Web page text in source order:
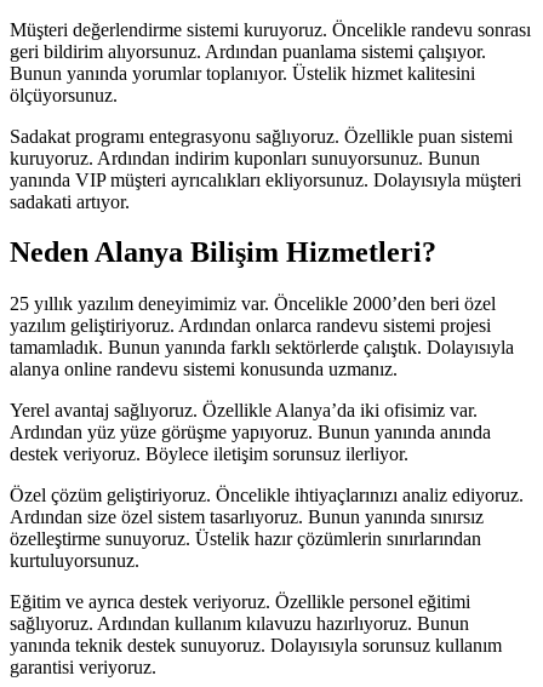
Müşteri değerlendirme sistemi kuruyoruz. Öncelikle randevu sonrası
geri bildirim alıyorsunuz. Ardından puanlama sistemi çalışıyor.
Bunun yanında yorumlar toplanıyor. Üstelik hizmet kalitesini
ölçüyorsunuz.
Sadakat programı entegrasyonu sağlıyoruz. Özellikle puan sistemi
kuruyoruz. Ardından indirim kuponları sunuyorsunuz. Bunun
yanında VIP müşteri ayrıcalıkları ekliyorsunuz. Dolayısıyla müşteri
sadakati artıyor.
Neden Alanya Bilişim Hizmetleri?
25 yıllık yazılım deneyimimiz var. Öncelikle 2000’den beri özel
yazılım geliştiriyoruz. Ardından onlarca randevu sistemi projesi
tamamladık. Bunun yanında farklı sektörlerde çalıştık. Dolayısıyla
alanya online randevu sistemi konusunda uzmanız.
Yerel avantaj sağlıyoruz. Özellikle Alanya’da iki ofisimiz var.
Ardından yüz yüze görüşme yapıyoruz. Bunun yanında anında
destek veriyoruz. Böylece iletişim sorunsuz ilerliyor.
Özel çözüm geliştiriyoruz. Öncelikle ihtiyaçlarınızı analiz ediyoruz.
Ardından size özel sistem tasarlıyoruz. Bunun yanında sınırsız
özelleştirme sunuyoruz. Üstelik hazır çözümlerin sınırlarından
kurtuluyorsunuz.
Eğitim ve ayrıca destek veriyoruz. Özellikle personel eğitimi
sağlıyoruz. Ardından kullanım kılavuzu hazırlıyoruz. Bunun
yanında teknik destek sunuyoruz. Dolayısıyla sorunsuz kullanım
garantisi veriyoruz.